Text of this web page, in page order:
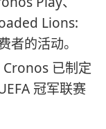
Lions:
的活动。
Cronos 已制定
冠军联赛